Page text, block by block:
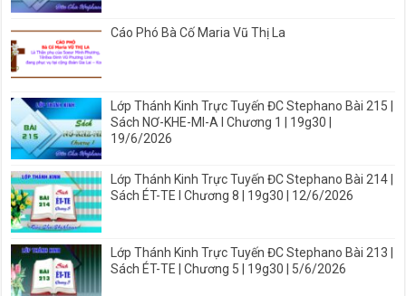
Cáo Phó Bà Cố Maria Vũ Thị La
Lớp Thánh Kinh Trực Tuyến ĐC Stephano Bài 215 |
Sách NƠ-KHE-MI-A I Chương 1 | 19g30 |
19/6/2026
Lớp Thánh Kinh Trực Tuyến ĐC Stephano Bài 214 |
Sách ÉT-TE I Chương 8 | 19g30 | 12/6/2026
Lớp Thánh Kinh Trực Tuyến ĐC Stephano Bài 213 |
Sách ÉT-TE | Chương 5 | 19g30 | 5/6/2026